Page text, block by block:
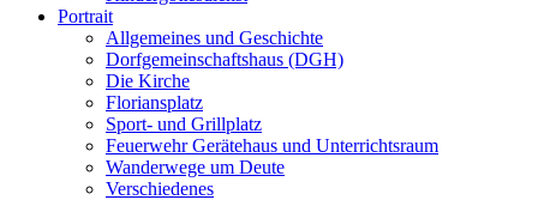
Portrait
Allgemeines und Geschichte
Dorfgemeinschaftshaus (DGH)
Die Kirche
Floriansplatz
Sport- und Grillplatz
Feuerwehr Gerätehaus und Unterrichtsraum
Wanderwege um Deute
Verschiedenes